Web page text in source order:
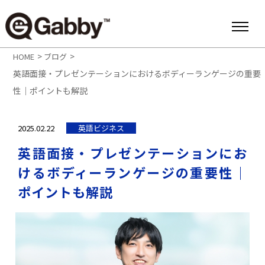
HOME > ブログ >
英語面接・プレゼンテーションにおけるボディーランゲージの重要
性｜ポイントも解説
2025.02.22 英語ビジネス
英語面接・プレゼンテーションにお
けるボディーランゲージの重要性｜
ポイントも解説